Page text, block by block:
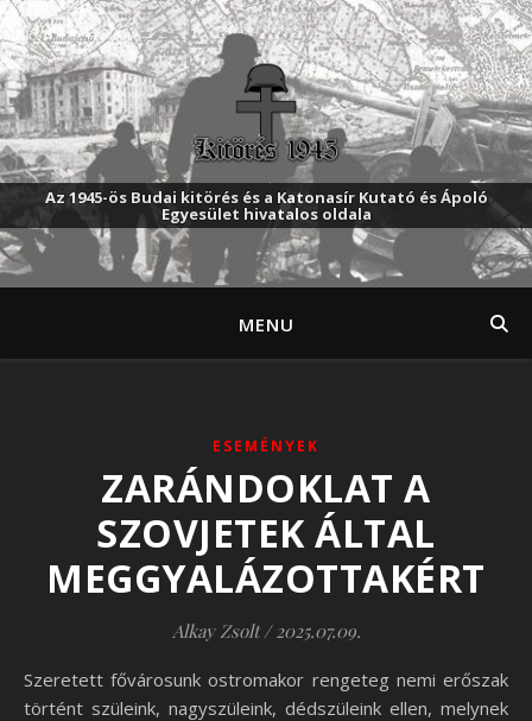
Az 1945-ös Budai kitörés és a Katonasír Kutató és Ápoló
Egyesület hivatalos oldala
MENU
ESEMÉNYEK
ZARÁNDOKLAT A
SZOVJETEK ÁLTAL
MEGGYALÁZOTTAKÉRT
Alkay Zsolt / 2025.07.09.
Szeretett fővárosunk ostromakor rengeteg nemi erőszak
történt szüleink, nagyszüleink, dédszüleink ellen, melynek